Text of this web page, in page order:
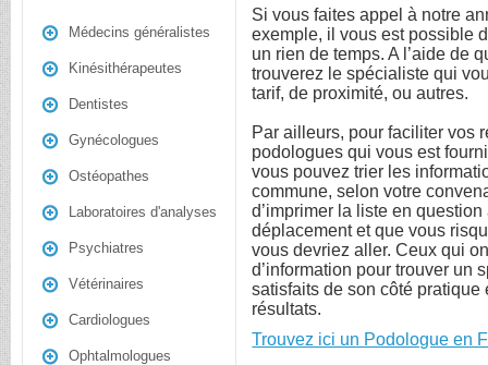
Médecins généralistes
Kinésithérapeutes
Dentistes
Gynécologues
Ostéopathes
Laboratoires d'analyses
Psychiatres
Vétérinaires
Cardiologues
Ophtalmologues
Si vous faites appel à notre
exemple, il vous est possible
un rien de temps. A l’aide de
trouverez le spécialiste qui
tarif, de proximité, ou autres.
Par ailleurs, pour faciliter vos
podologues qui vous est
vous pouvez trier les
commune, selon votre
d’imprimer la liste en
déplacement et que vous
vous devriez aller. Ceux qui
d’information pour trouver un
satisfaits de son côté pratique
résultats.
Trouvez ici un Podologue en